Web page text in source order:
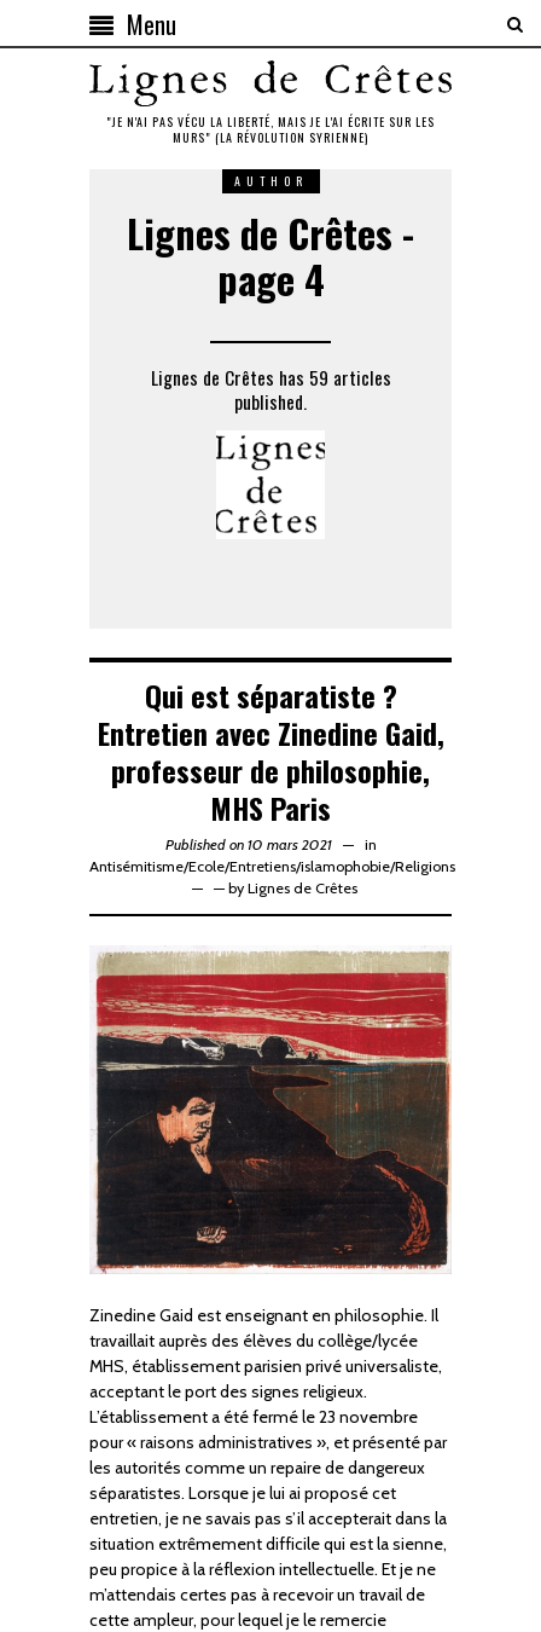
Menu
"JE N'AI PAS VÉCU LA LIBERTÉ, MAIS JE L'AI ÉCRITE SUR LES
MURS" (LA RÉVOLUTION SYRIENNE)
AUTHOR
Lignes de Crêtes -
page 4
Lignes de Crêtes has 59 articles
published.
Qui est séparatiste ?
Entretien avec Zinedine Gaid,
professeur de philosophie,
MHS Paris
Published on 10 mars 2021
in
Antisémitisme/Ecole/Entretiens/islamophobie/Religions
—by Lignes de Crêtes
Zinedine Gaid est enseignant en philosophie. Il
travaillait auprès des élèves du collège/lycée
MHS, établissement parisien privé universaliste,
acceptant le port des signes religieux.
L’établissement a été fermé le 23 novembre
pour « raisons administratives », et présenté par
les autorités comme un repaire de dangereux
séparatistes. Lorsque je lui ai proposé cet
entretien, je ne savais pas s’il accepterait dans la
situation extrêmement difficile qui est la sienne,
peu propice à la réflexion intellectuelle. Et je ne
m’attendais certes pas à recevoir un travail de
cette ampleur, pour lequel je le remercie